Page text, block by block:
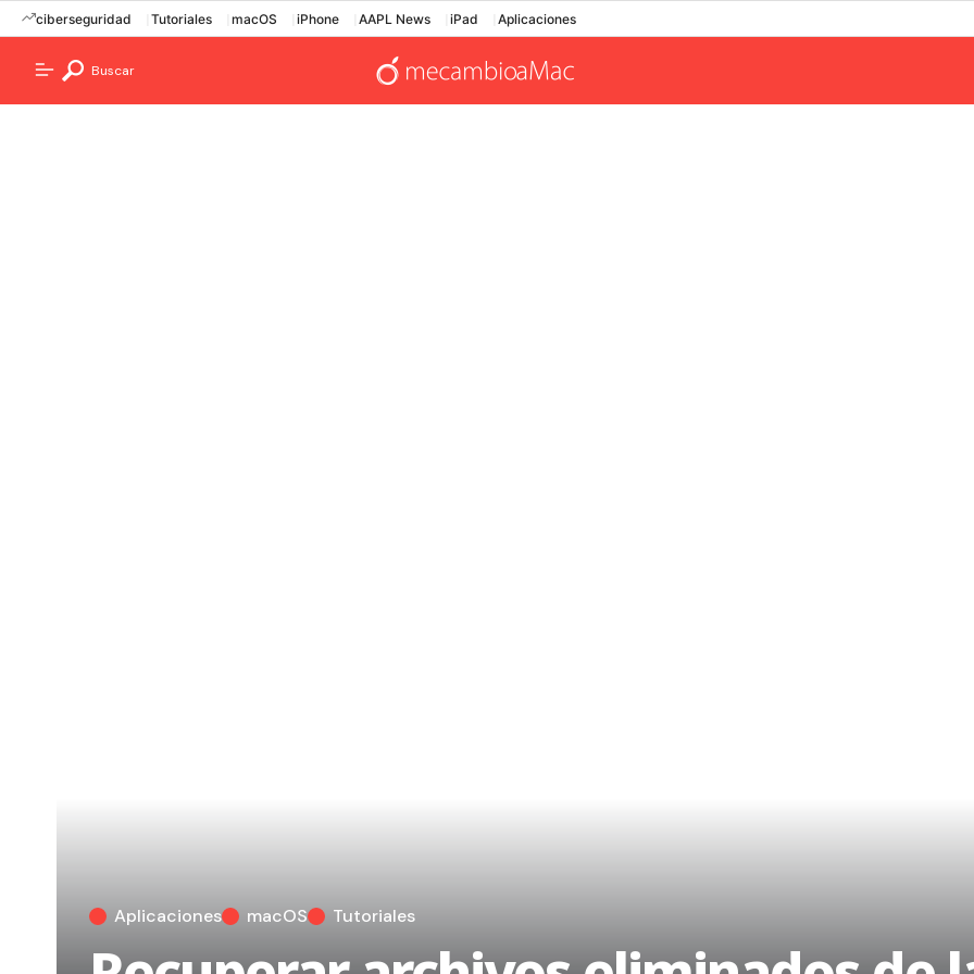
ciberseguridad Tutoriales macOS iPhone AAPL News iPad Aplicaciones
Buscar
Aplicaciones macOS Tutoriales